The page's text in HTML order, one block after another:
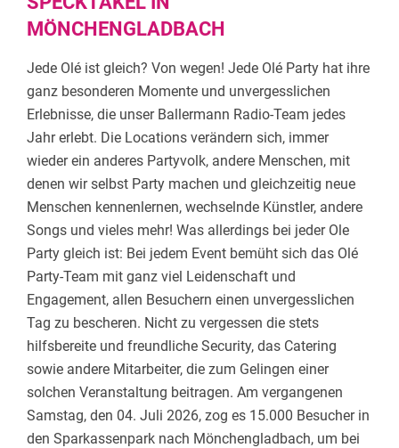
ÖNCHENGLADBACH
Jede Olé ist gleich? Von wegen! Jede Olé Party hat ihre
ganz besonderen Momente und unvergesslichen
Erlebnisse, die unser Ballermann Radio-Team jedes
Jahr erlebt. Die Locations verändern sich, immer
wieder ein anderes Partyvolk, andere Menschen, mit
denen wir selbst Party machen und gleichzeitig neue
Menschen kennenlernen, wechselnde Künstler, andere
Songs und vieles mehr! Was allerdings bei jeder Ole
Party gleich ist: Bei jedem Event bemüht sich das Olé
Party-Team mit ganz viel Leidenschaft und
Engagement, allen Besuchern einen unvergesslichen
Tag zu bescheren. Nicht zu vergessen die stets
hilfsbereite und freundliche Security, das Catering
sowie andere Mitarbeiter, die zum Gelingen einer
solchen Veranstaltung beitragen. Am vergangenen
Samstag, den 04. Juli 2026, zog es 15.000 Besucher in
den Sparkassenpark nach Mönchengladbach, um bei